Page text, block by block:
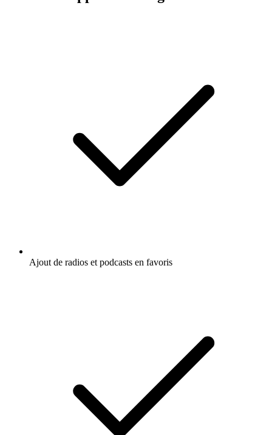
Ajout de radios et podcasts en favoris